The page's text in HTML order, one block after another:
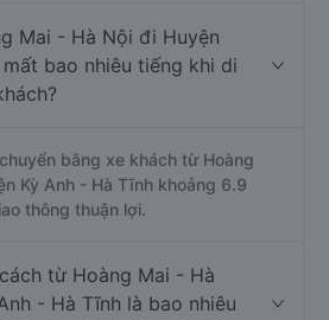
Mai - Hà Nội đi Huyện
bao nhiêu tiếng khi di
bằng xe khách từ Hoàng
Kỳ Anh - Hà Tĩnh khoảng 6.9
thông thuận lợi.
từ Hoàng Mai - Hà
- Hà Tĩnh là bao nhiêu